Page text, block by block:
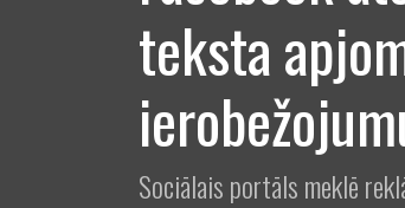
teksta
Sociālais portāls meklē